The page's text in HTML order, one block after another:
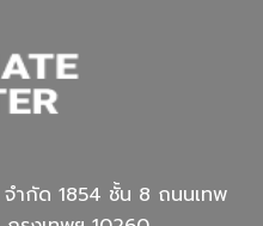
ากัด 1854 ชั้น 8 ถนนเทพ